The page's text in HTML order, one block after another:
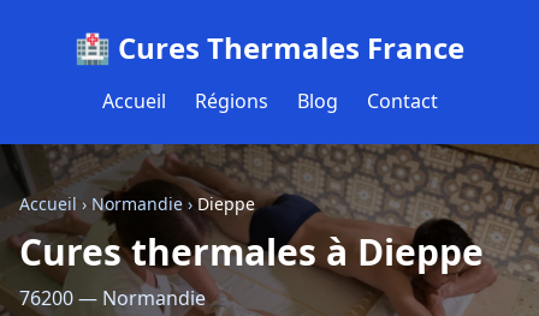
🏥 Cures Thermales France
Accueil Régions Blog Contact
Accueil› Normandie ›Dieppe
Cures thermales à Dieppe
76200 — Normandie